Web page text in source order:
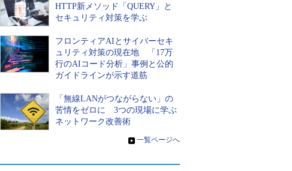
HTTP新メソッド「QUERY」と
セキュリティ対策を学ぶ
フロンティアAIとサイバーセキ
ュリティ対策の現在地 「17万
行のAIコード分析」事例と公的
ガイドラインが示す道筋
「無線LANがつながらない」の
苦情をゼロに 3つの現場に学ぶ
ネットワーク改善術
» 一覧ページへ